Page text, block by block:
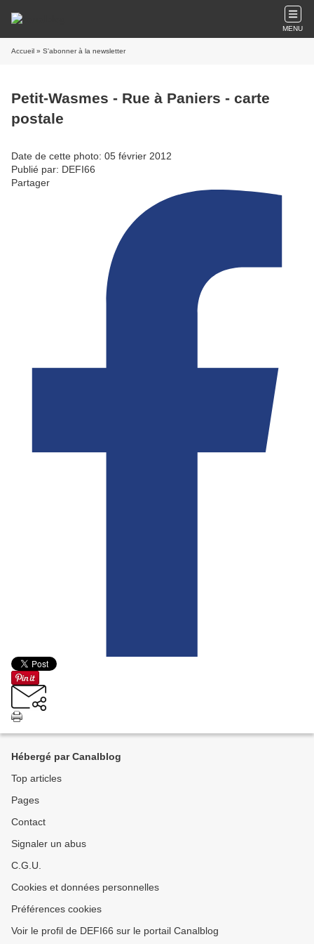
MENU
Accueil » S'abonner à la newsletter
Petit-Wasmes - Rue à Paniers - carte
postale
Date de cette photo: 05 février 2012
Publié par: DEFI66
Partager
Hébergé par Canalblog
Top articles
Pages
Contact
Signaler un abus
C.G.U.
Cookies et données personnelles
Préférences cookies
Voir le profil de DEFI66 sur le portail Canalblog